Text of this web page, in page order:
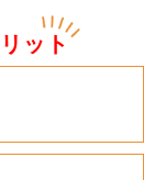
ット